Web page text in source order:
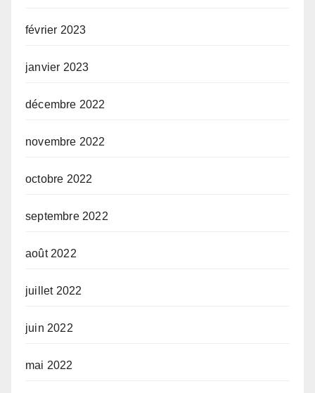
février 2023
janvier 2023
décembre 2022
novembre 2022
octobre 2022
septembre 2022
août 2022
juillet 2022
juin 2022
mai 2022